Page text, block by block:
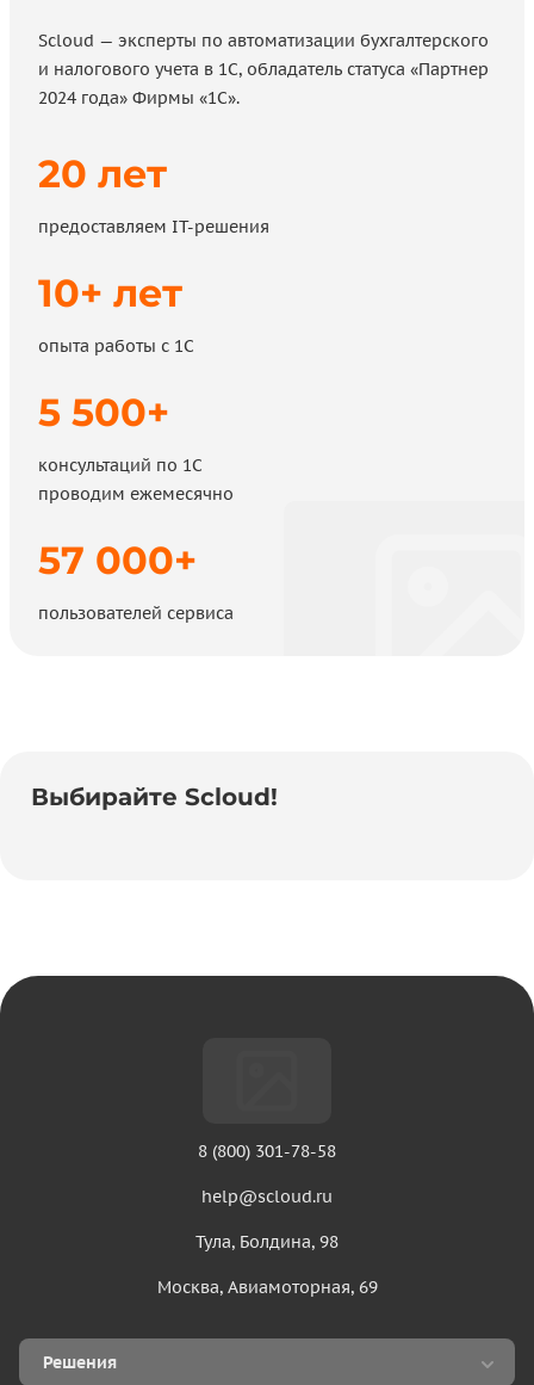
Scloud — эксперты по автоматизации бухгалтерского
и налогового учета в 1С, обладатель статуса «Партнер
2024 года» Фирмы «1С».
20 лет
предоставляем IT-решения
10+ лет
опыта работы с 1С
5 500+
консультаций по 1С
проводим ежемесячно
57 000+
пользователей сервиса
Выбирайте Scloud!
8 (800) 301-78-58
help@scloud.ru
Тула, Болдина, 98
Москва, Авиамоторная, 69
Решения